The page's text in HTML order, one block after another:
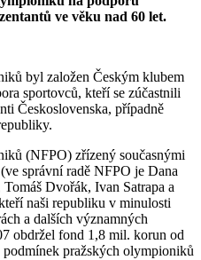
ve věku nad 60 let.
byl založen Českým klubem
sportovců, kteří se zúčastnili
Československa, případně
(NFPO) zřízený současnými
správní radě NFPO je Dana
Dvořák, Ivan Satrapa a
naši republiku v minulosti
a dalších významných
obdržel fond 1,8 mil. korun od
pražských olympioniků